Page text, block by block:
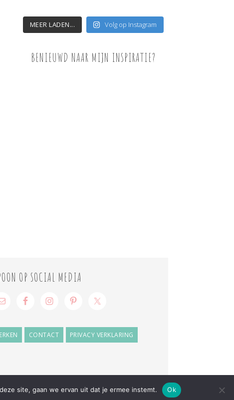
MEER LADEN... Volg op Instagram
BENIEUWD NAAR MIJN INSPIRATIE?
OP SOCIAL MEDIA
CONTACT PRIVACY VERKLARING
site, gaan we ervan uit dat je ermee instemt. Ok